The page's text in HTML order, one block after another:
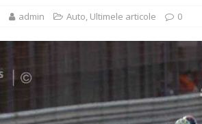
admin Auto, Ultimele articole 0